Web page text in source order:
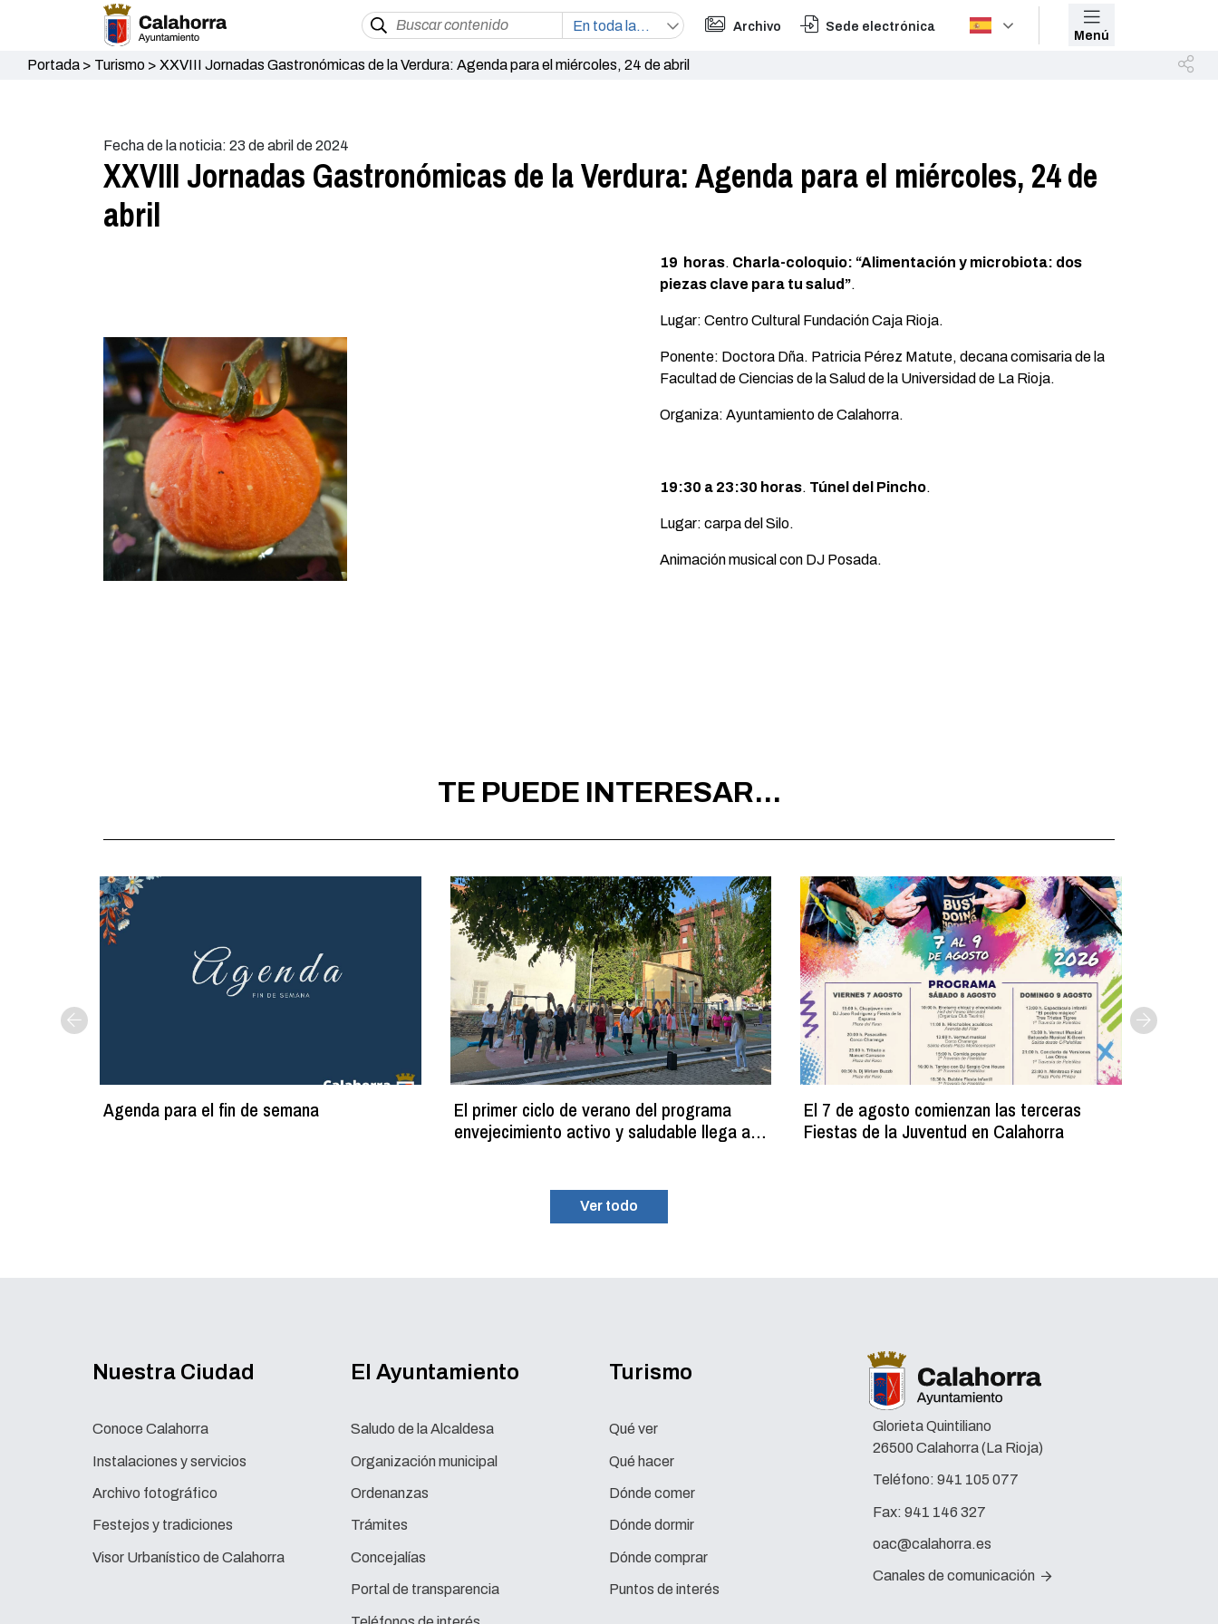
Archivo Sede electrónica
Menú
Portada> Turismo> XXVIII Jornadas Gastronómicas de la Verdura: Agenda para el miércoles, 24 de abril
Fecha de la noticia: 23 de abril de 2024
XXVIII Jornadas Gastronómicas de la Verdura: Agenda para el miércoles, 24 de
abril
19 horas. Charla-coloquio: “Alimentación y microbiota: dos
piezas clave para tu salud”.
Lugar: Centro Cultural Fundación Caja Rioja.
Ponente: Doctora Dña. Patricia Pérez Matute, decana comisaria de la
Facultad de Ciencias de la Salud de la Universidad de La Rioja.
Organiza: Ayuntamiento de Calahorra.
19:30 a 23:30 horas. Túnel del Pincho.
Lugar: carpa del Silo.
Animación musical con DJ Posada.
TE PUEDE INTERESAR...
Agenda para el fin de semana
El primer ciclo de verano del programa
envejecimiento activo y saludable llega a
El 7 de agosto comienzan las terceras
Fiestas de la Juventud en Calahorra
Ver todo
Nuestra Ciudad
Conoce Calahorra
Instalaciones y servicios
Archivo fotográfico
Festejos y tradiciones
Visor Urbanístico de Calahorra
El Ayuntamiento
Saludo de la Alcaldesa
Organización municipal
Ordenanzas
Trámites
Concejalías
Portal de transparencia
Turismo
Qué ver
Qué hacer
Dónde comer
Dónde dormir
Dónde comprar
Puntos de interés
Glorieta Quintiliano
26500 Calahorra (La Rioja)
Teléfono: 941 105 077
Fax: 941 146 327
oac@calahorra.es
Canales de comunicación